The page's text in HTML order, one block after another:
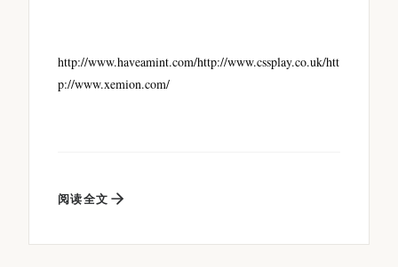
http://www.haveamint.com/http://www.cssplay.co.uk/htt
p://www.xemion.com/
阅读全文